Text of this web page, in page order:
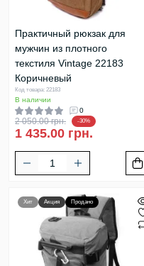
Практичный рюкзак для
мужчин из плотного
текстиля Vintage 22183
Коричневый
Код товара: 22183
В наличии
0
2 050.00 грн. -30%
1 435.00 грн.
Хит Акция Продано